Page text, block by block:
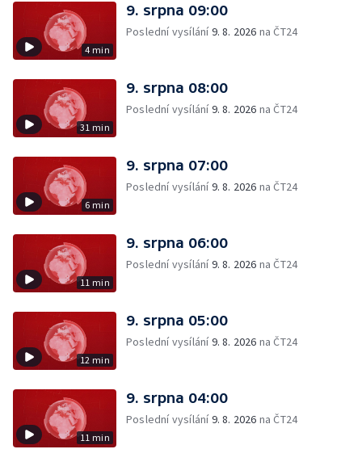
4 min
9. srpna 09:00
Poslední vysílání9. 8. 2026 na ČT24
31 min
9. srpna 08:00
Poslední vysílání9. 8. 2026 na ČT24
6 min
9. srpna 07:00
Poslední vysílání9. 8. 2026 na ČT24
11 min
9. srpna 06:00
Poslední vysílání9. 8. 2026 na ČT24
12 min
9. srpna 05:00
Poslední vysílání9. 8. 2026 na ČT24
11 min
9. srpna 04:00
Poslední vysílání9. 8. 2026 na ČT24